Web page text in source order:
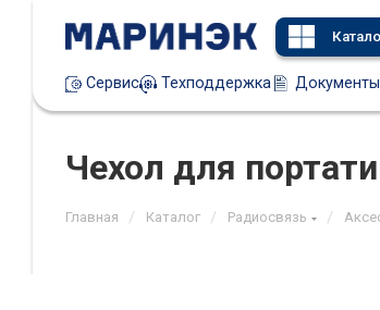
Сервис Техподдержка Документы
Чехол для
Главная / Каталог / Радиосвязь /